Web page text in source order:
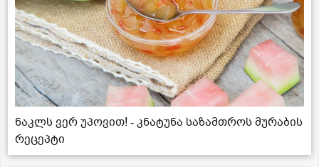
ნაკლს ვერ უპოვით! - კნატუნა საზამთროს მურაბის
რეცეპტი